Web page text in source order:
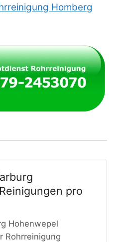
Homberg
pro
Hohenwepel
Rohrreinigung